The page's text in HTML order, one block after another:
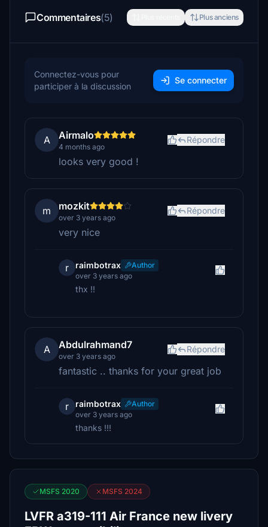
Commentaires(5) Plus anciens
Connectez-vous pour
participer à la discussion
Se connecter
A Airmalo
4 months ago
Répondre
looks very good !
m mozkit
over 3 years ago
Répondre
very nice
r raimbotrax
Author
over 3 years ago
thx !!
A Abdulrahmand7
over 3 years ago
Répondre
fantastic .. thanks for your great job
r raimbotrax
Author
over 3 years ago
thanks !!!
MSFS 2020 MSFS 2024
LVFR a319-111 Air France new livery